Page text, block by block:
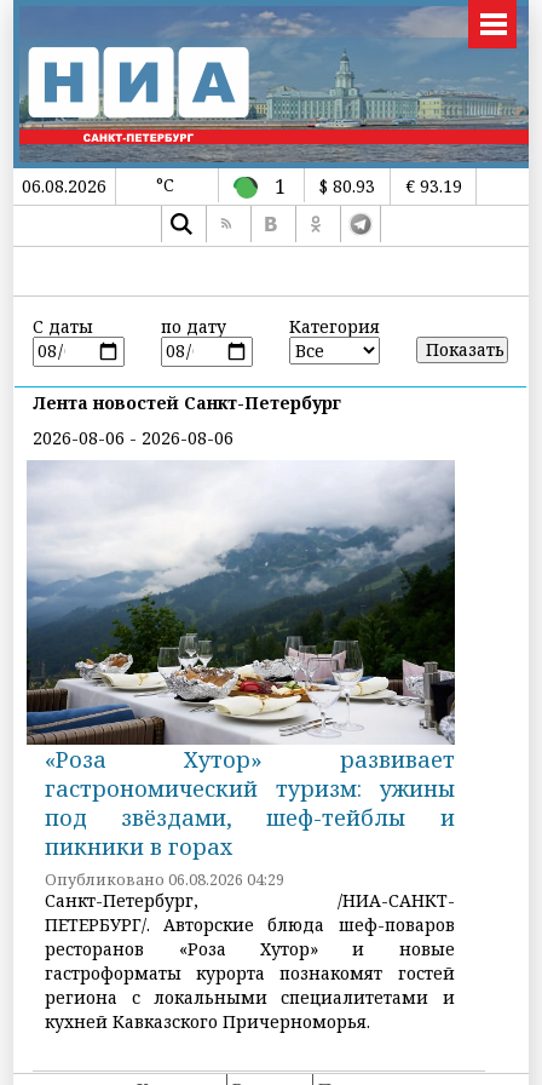
06.08.2026 °C 1 $ 80.93 € 93.19
С даты по дату Категория
Лента новостей Санкт-Петербург
2026-08-06 - 2026-08-06
«Роза Хутор» развивает
гастрономический туризм: ужины
под звёздами, шеф-тейблы и
пикники в горах
Опубликовано 06.08.2026 04:29
Санкт-Петербург, /НИА-САНКТ-
ПЕТЕРБУРГ/. Авторские блюда шеф-поваров
ресторанов «Роза Хутор» и новые
гастроформаты курорта познакомят гостей
региона с локальными специалитетами и
кухней Кавказского Причерноморья.